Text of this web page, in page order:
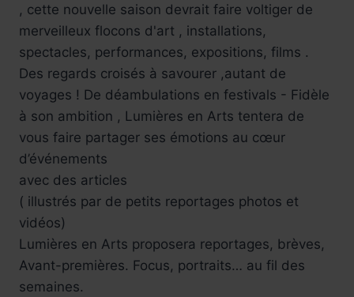
, cette nouvelle saison devrait faire voltiger de
merveilleux flocons d'art , installations,
spectacles, performances, expositions, films .
Des regards croisés à savourer ,autant de
voyages ! De déambulations en festivals - Fidèle
à son ambition , Lumières en Arts tentera de
vous faire partager ses émotions au cœur
d’événements
avec des articles
( illustrés par de petits reportages photos et
vidéos)
Lumières en Arts proposera reportages, brèves,
Avant-premières. Focus, portraits… au fil des
semaines.